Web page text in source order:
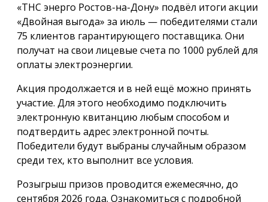
«ТНС энерго Ростов-на-Дону» подвёл итоги акции
«Двойная выгода» за июль — победителями стали
75 клиентов гарантирующего поставщика. Они
получат на свои лицевые счета по 1000 рублей для
оплаты электроэнергии.
Акция продолжается и в ней ещё можно принять
участие. Для этого необходимо подключить
электронную квитанцию любым способом и
подтвердить адрес электронной почты.
Победители будут выбраны случайным образом
среди тех, кто выполнит все условия.
Розыгрыш призов проводится ежемесячно, до
сентября 2026 года. Ознакомиться с подробной